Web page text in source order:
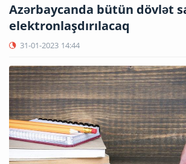
Azərbaycanda bütün dövlət
elektronlaşdırılacaq
31-01-2023 14:44